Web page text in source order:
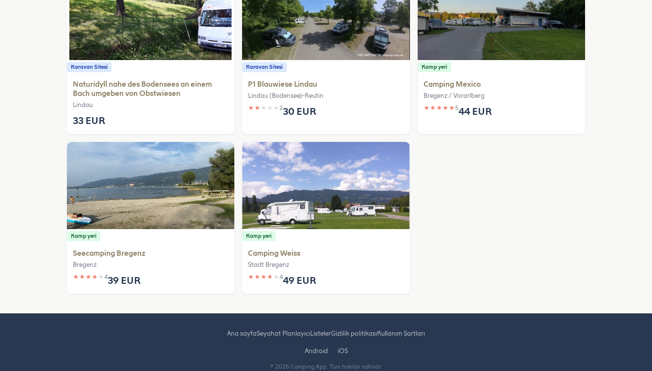
Karavan Sitesi
Naturidyll nahe des Bodensees an einem
Bach umgeben von Obstwiesen
Lindau
33 EUR
Karavan Sitesi
P1 Blauwiese Lindau
Lindau (Bodensee)-Reutin
★ ★ ★ ★ ★230 EUR
Kamp yeri
Camping Mexico
Bregenz / Vorarlberg
★ ★ ★ ★ ★544 EUR
Kamp yeri
Seecamping Bregenz
Bregenz
★ ★ ★ ★ ★ 439 EUR
Kamp yeri
Camping Weiss
Stadt Bregenz
★ ★ ★ ★ ★449 EUR
Ana sayfaSeyahat Planlayıcı ListelerGizlilik politikası Kullanım Şartları
Android iOS
© 2026 Camping App. Tüm hakları saklıdır.